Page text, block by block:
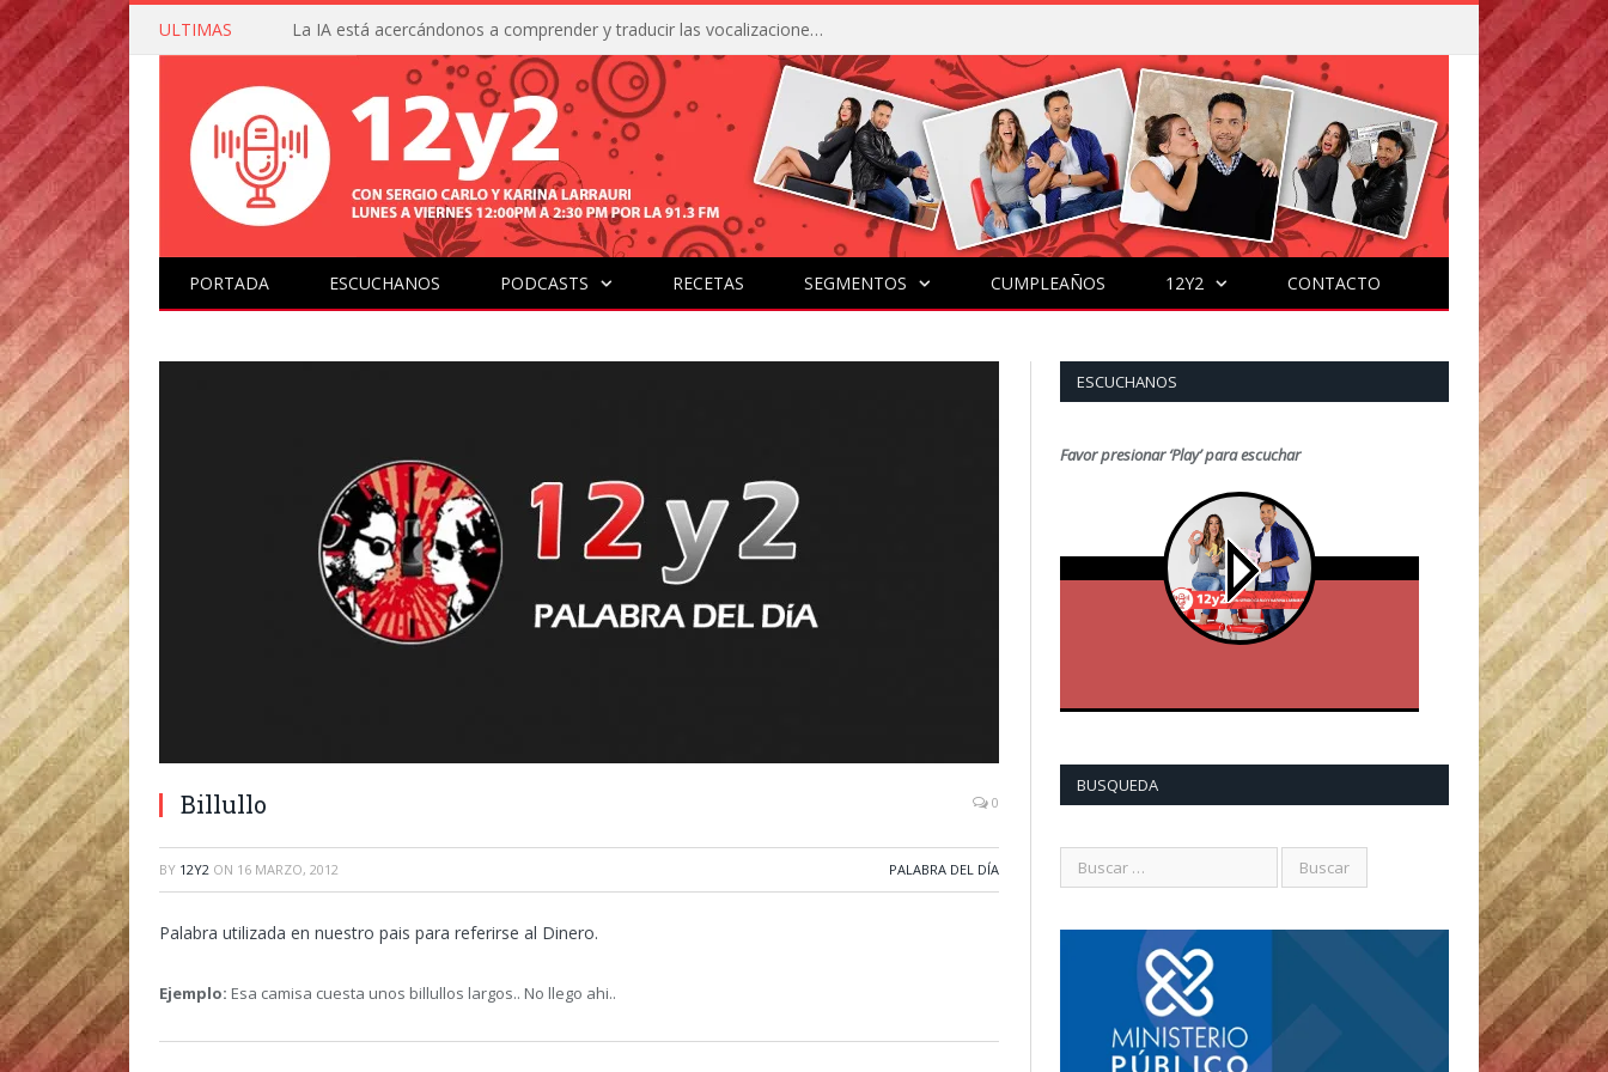
ULTIMAS La IA está acercándonos a comprender y traducir las vocalizaciones y comportamientos de nuestras mascotas
PORTADA ESCUCHANOS PODCASTS RECETAS SEGMENTOS CUMPLEAÑOS 12Y2 CONTACTO
Billullo 0
BY 12Y2 ON 16 MARZO, 2012 PALABRA DEL DÍA
Palabra utilizada en nuestro pais para referirse al Dinero.
Ejemplo: Esa camisa cuesta unos billullos largos.. No llego ahi..
ESCUCHANOS
Favor presionar ‘Play’ para escuchar
BUSQUEDA